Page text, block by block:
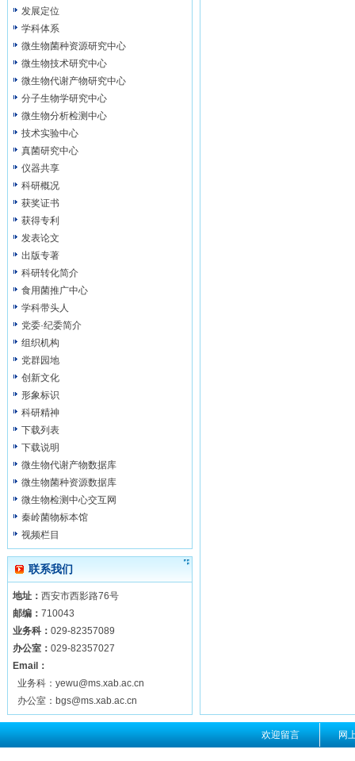
发展定位
学科体系
微生物菌种资源研究中心
微生物技术研究中心
微生物代谢产物研究中心
分子生物学研究中心
微生物分析检测中心
技术实验中心
真菌研究中心
仪器共享
科研概况
获奖证书
获得专利
发表论文
出版专著
科研转化简介
食用菌推广中心
学科带头人
党委·纪委简介
组织机构
党群园地
创新文化
形象标识
科研精神
下载列表
下载说明
微生物代谢产物数据库
微生物菌种资源数据库
微生物检测中心交互网
秦岭菌物标本馆
视频栏目
联系我们
地址： 西安市西影路76号
邮编： 710043
业务科： 029-82357089
办公室： 029-82357027
Email：
业务科：yewu@ms.xab.ac.cn
办公室：bgs@ms.xab.ac.cn
欢迎留言 网